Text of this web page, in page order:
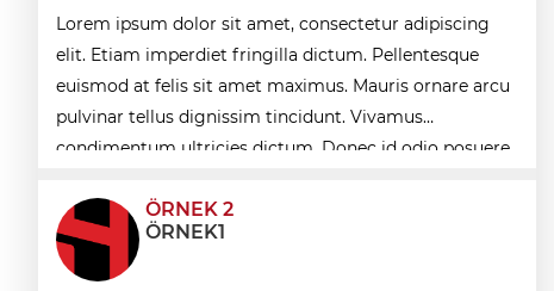
"Casperlar" suç örgütüne dev operasyon!
151 şüpheli hakkında dava açıldı
Türk mühendis Polatkan, DARPA Lift
Challenge'da finale kaldı
Lorem ipsum dolor sit amet, consectetur adipiscing
elit. Etiam imperdiet fringilla dictum. Pellentesque
euismod at felis sit amet maximus. Mauris ornare arcu
pulvinar tellus dignissim tincidunt. Vivamus
condimentum ultricies dictum. Donec id odio posuere,
ÖRNEK 2
ÖRNEK1